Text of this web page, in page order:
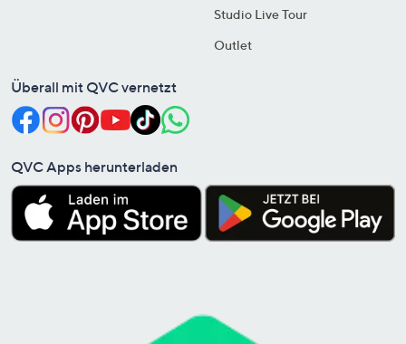
Studio Live Tour
Outlet
Überall mit QVC vernetzt
QVC Apps herunterladen